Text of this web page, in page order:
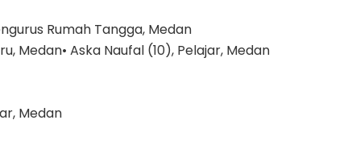
Rumah Tangga, Medan
Medan• Aska Naufal (10), Pelajar, Medan
Medan